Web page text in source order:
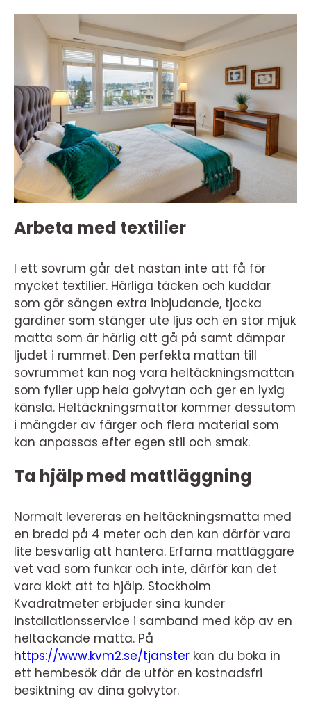
Arbeta med textilier
I ett sovrum går det nästan inte att få för
mycket textilier. Härliga täcken och kuddar
som gör sängen extra inbjudande, tjocka
gardiner som stänger ute ljus och en stor mjuk
matta som är härlig att gå på samt dämpar
ljudet i rummet. Den perfekta mattan till
sovrummet kan nog vara heltäckningsmattan
som fyller upp hela golvytan och ger en lyxig
känsla. Heltäckningsmattor kommer dessutom
i mängder av färger och flera material som
kan anpassas efter egen stil och smak.
Ta hjälp med mattläggning
Normalt levereras en heltäckningsmatta med
en bredd på 4 meter och den kan därför vara
lite besvärlig att hantera. Erfarna mattläggare
vet vad som funkar och inte, därför kan det
vara klokt att ta hjälp. Stockholm
Kvadratmeter erbjuder sina kunder
installationsservice i samband med köp av en
heltäckande matta. På
https://www.kvm2.se/tjanster kan du boka in
ett hembesök där de utför en kostnadsfri
besiktning av dina golvytor.